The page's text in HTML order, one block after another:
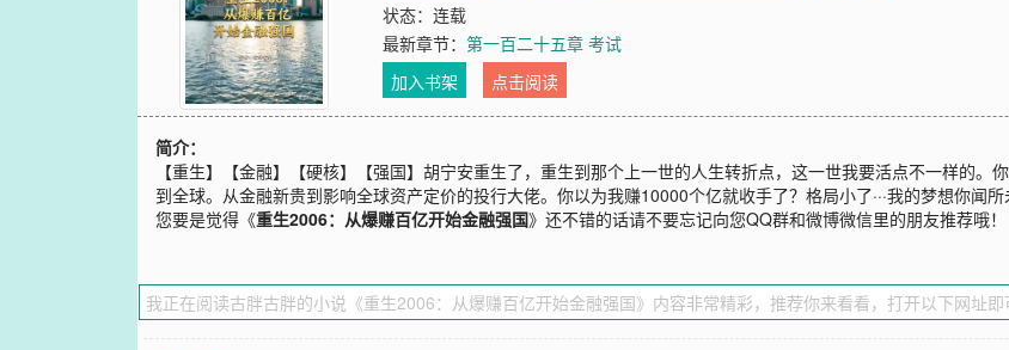
状态：连载
最新章节：第一百二十五章 考试
加入书架
点击阅读
简介：
【重生】【金融】【硬核】【强国】胡宁安重生了，重生到那个上一世的人生转折点，这一世我要活点不一样的
到全球。从金融新贵到影响全球资产定价的投行大佬。你以为我赚10000个亿就收手了？格局小了···我的梦想你闻所
您要是觉得《重生2006：从爆赚百亿开始金融强国》还不错的话请不要忘记向您QQ群和微博微信里的朋友推荐哦！